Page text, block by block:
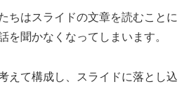
ちはスライドの文章を読むことに
を聞かなくなってしまいます。
えて構成し、スライドに落とし込